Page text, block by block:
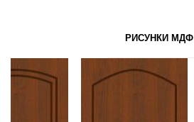
РИСУНКИ МДФ